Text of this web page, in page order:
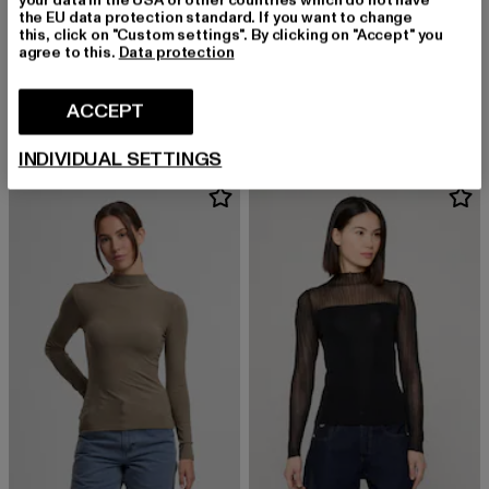
ESTELOU
Rib
EUR 33,11
Derzeitiger Preis: EUR 33,11
the EU data protection standard. If you want to change
this, click on "Custom settings". By clicking on "Accept" you
agree to this. Data protection
ACCEPT
INDIVIDUAL SETTINGS